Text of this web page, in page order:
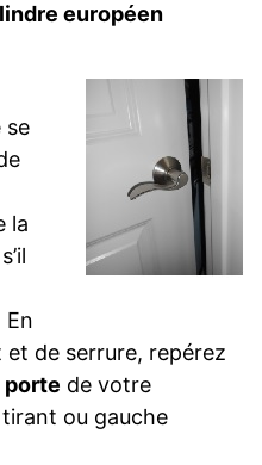
européen
se
la
En
et de serrure, repérez
porte de votre
ou gauche